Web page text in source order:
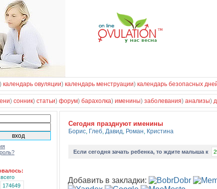
) календарь овуляции) календарь менструации) календарь безопасных
) сонник) статьи) форум) барахолка) именины) заболевания) анализы)
всего
174649
Cегодня празднуют именины
Борис, Глеб, Давид, Роман, Кристина
Если сегодня зачать ребенка, то ждите малыша к
Добавить в закладки: